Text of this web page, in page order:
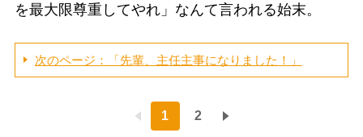
を最大限尊重してやれ」なんて言われる始末。
次のページ：「先輩、主任主事になりました！」
1 2